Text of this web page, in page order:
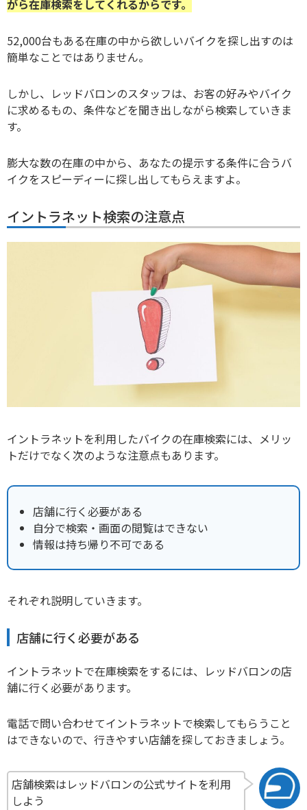
がら在庫検索をしてくれるからです。
52,000台もある在庫の中から欲しいバイクを探し出すのは
簡単なことではありません。
しかし、レッドバロンのスタッフは、お客の好みやバイク
に求めるもの、条件などを聞き出しながら検索していきま
す。
膨大な数の在庫の中から、あなたの提示する条件に合うバ
イクをスピーディーに探し出してもらえますよ。
イントラネット検索の注意点
イントラネットを利用したバイクの在庫検索には、メリッ
トだけでなく次のような注意点もあります。
店舗に行く必要がある
自分で検索・画面の閲覧はできない
情報は持ち帰り不可である
それぞれ説明していきます。
店舗に行く必要がある
イントラネットで在庫検索をするには、レッドバロンの店
舗に行く必要があります。
電話で問い合わせてイントラネットで検索してもらうこと
はできないので、行きやすい店舗を探しておきましょう。
店舗検索はレッドバロンの公式サイトを利用
しよう